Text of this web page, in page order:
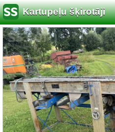
Kartupeļu šķirotāji